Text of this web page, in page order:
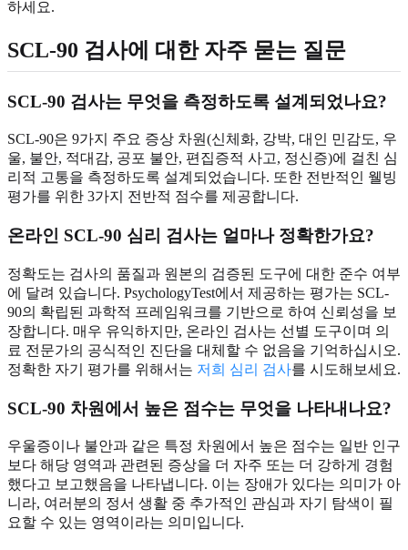
하세요.
SCL-90 검사에 대한 자주 묻는 질문
SCL-90 검사는 무엇을 측정하도록 설계되었나요?
SCL-90은 9가지 주요 증상 차원(신체화, 강박, 대인 민감도, 우
울, 불안, 적대감, 공포 불안, 편집증적 사고, 정신증)에 걸친 심
리적 고통을 측정하도록 설계되었습니다. 또한 전반적인 웰빙
평가를 위한 3가지 전반적 점수를 제공합니다.
온라인 SCL-90 심리 검사는 얼마나 정확한가요?
정확도는 검사의 품질과 원본의 검증된 도구에 대한 준수 여부
에 달려 있습니다. PsychologyTest에서 제공하는 평가는 SCL-
90의 확립된 과학적 프레임워크를 기반으로 하여 신뢰성을 보
장합니다. 매우 유익하지만, 온라인 검사는 선별 도구이며 의
료 전문가의 공식적인 진단을 대체할 수 없음을 기억하십시오.
정확한 자기 평가를 위해서는 저희 심리 검사를 시도해보세요.
SCL-90 차원에서 높은 점수는 무엇을 나타내나요?
우울증이나 불안과 같은 특정 차원에서 높은 점수는 일반 인구
보다 해당 영역과 관련된 증상을 더 자주 또는 더 강하게 경험
했다고 보고했음을 나타냅니다. 이는 장애가 있다는 의미가 아
니라, 여러분의 정서 생활 중 추가적인 관심과 자기 탐색이 필
요할 수 있는 영역이라는 의미입니다.